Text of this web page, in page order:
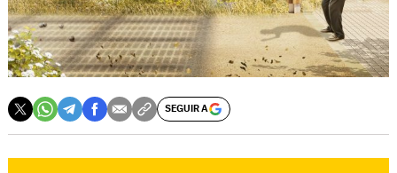
SEGUIR A